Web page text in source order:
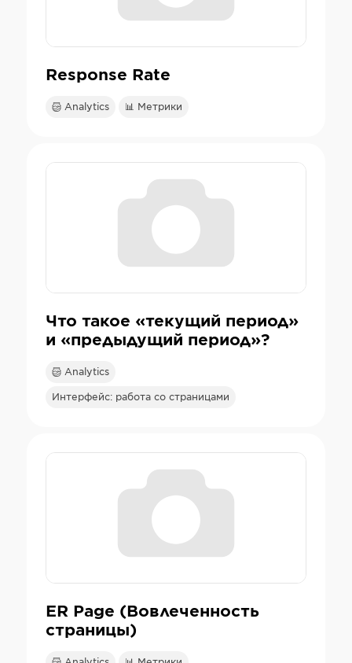
Response Rate
Analytics 📊 Метрики
Что такое «текущий период»
и «предыдущий период»?
Analytics
Интерфейс: работа со страницами
ER Page (Вовлеченность
страницы)